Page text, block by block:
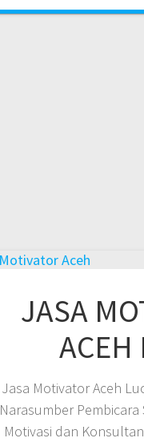
JASA
ACEH
Jasa Motivator Aceh
Narasumber
Motivasi dan